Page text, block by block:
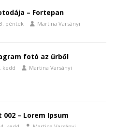
– Fortepan
péntek Martina Varsányi
fotó az űrből
kedd Martina Varsányi
– Lorem Ipsum